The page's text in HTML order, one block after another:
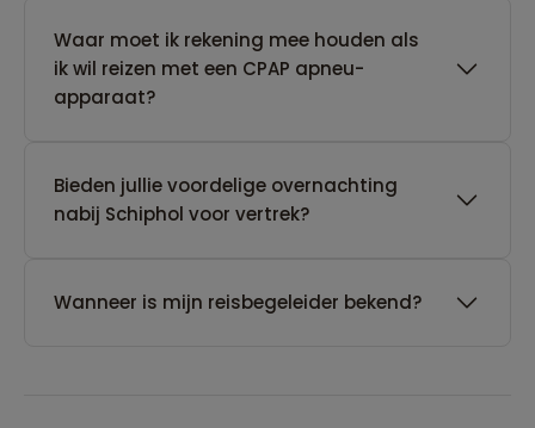
Waar moet ik rekening mee houden als
ik wil reizen met een CPAP apneu-
apparaat?
Bieden jullie voordelige overnachting
nabij Schiphol voor vertrek?
Wanneer is mijn reisbegeleider bekend?